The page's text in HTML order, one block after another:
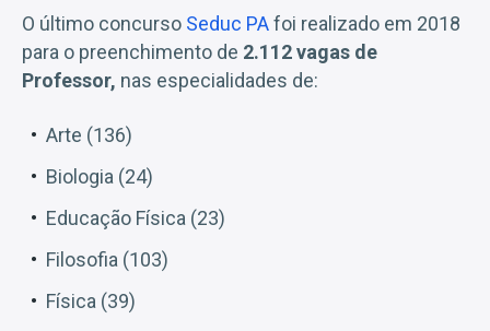
O último concurso Seduc PAfoi realizado em 2018
para o preenchimento de 2.112 vagas de
Professor, nas especialidades de:
Arte (136)
Biologia (24)
Educação Física (23)
Filosofia (103)
Física (39)